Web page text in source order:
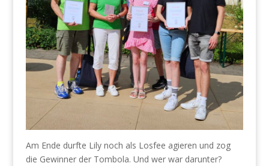
Am Ende durfte Lily noch als Losfee agieren und zog
die Gewinner der Tombola. Und wer war darunter?